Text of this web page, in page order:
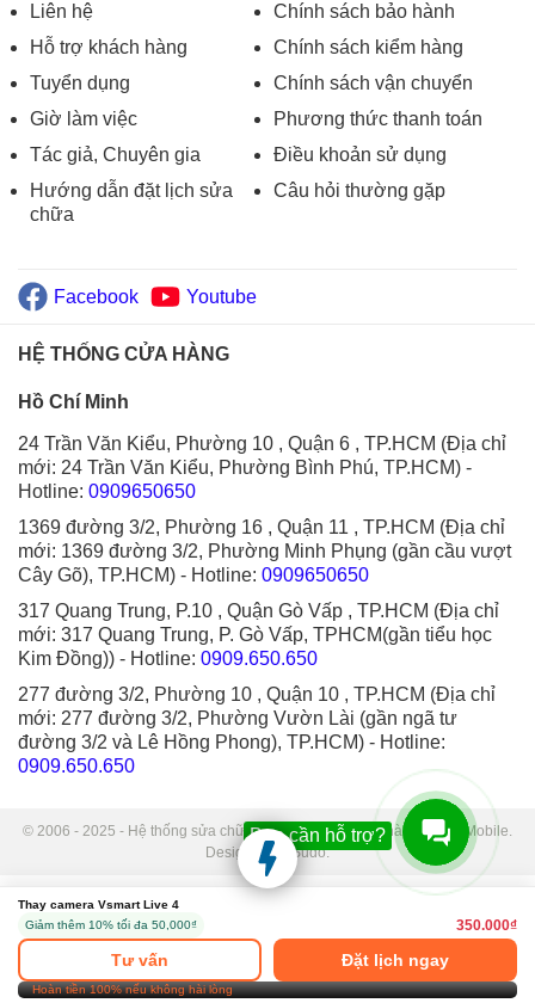
Liên hệ
Hỗ trợ khách hàng
Tuyển dụng
Giờ làm việc
Tác giả, Chuyên gia
Hướng dẫn đặt lịch sửa
chữa
Chính sách bảo hành
Chính sách kiểm hàng
Chính sách vận chuyển
Phương thức thanh toán
Điều khoản sử dụng
Câu hỏi thường gặp
Facebook Youtube
HỆ THỐNG CỬA HÀNG
Hồ Chí Minh
24 Trần Văn Kiểu, Phường 10 , Quận 6 , TP.HCM (Địa chỉ
mới: 24 Trần Văn Kiểu, Phường Bình Phú, TP.HCM) -
Hotline: 0909650650
1369 đường 3/2, Phường 16 , Quận 11 , TP.HCM (Địa chỉ
mới: 1369 đường 3/2, Phường Minh Phụng (gần cầu vượt
Cây Gõ), TP.HCM) - Hotline: 0909650650
317 Quang Trung, P.10 , Quận Gò Vấp , TP.HCM (Địa chỉ
mới: 317 Quang Trung, P. Gò Vấp, TPHCM(gần tiểu học
Kim Đồng)) - Hotline: 0909.650.650
277 đường 3/2, Phường 10 , Quận 10 , TP.HCM (Địa chỉ
mới: 277 đường 3/2, Phường Vườn Lài (gần ngã tư
đường 3/2 và Lê Hồng Phong), TP.HCM) - Hotline:
0909.650.650
© 2006 - 2025 - Hệ thống sửa chữa điện thoại di động Thành Trung Mobile.
Designed by Sudo.
Thay camera Vsmart Live 4
Giảm thêm 10% tối đa 50,000₫
350.000₫
Tư vấn Đặt lịch ngay
Hoàn tiền 100% nếu không hài lòng
Bạn cần hỗ trợ?